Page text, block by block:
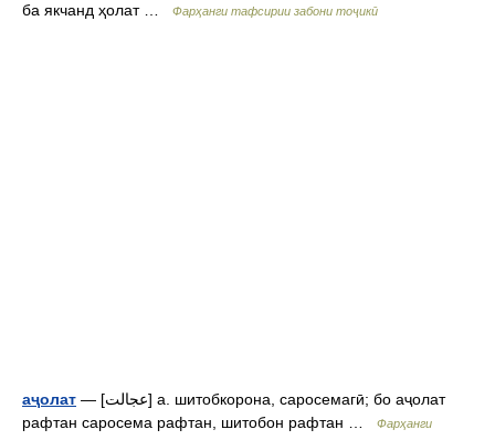
ба якчанд ҳолат …
Фарҳанги тафсирии забони тоҷикӣ
аҷолат — [عجالت] а. шитобкорона, саросемагӣ; бо аҷолат
рафтан саросема рафтан, шитобон рафтан …
Фарҳанги